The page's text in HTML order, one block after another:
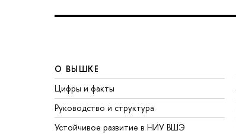
О ВЫШКЕ
Цифры и факты
Руководство и структура
Устойчивое развитие в НИУ ВШЭ